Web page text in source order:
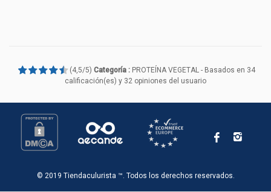
(4,5/5) Categoría : PROTEÍNA VEGETAL- Basados en 34
calificación(es) y 32 opiniones del usuario
© 2019 Tiendaculurista ™. Todos los derechos reservados.